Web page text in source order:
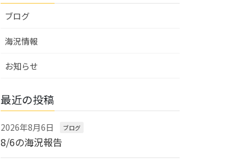
ブログ
海況情報
お知らせ
最近の投稿
2026年8月6日 ブログ
8/6の海況報告